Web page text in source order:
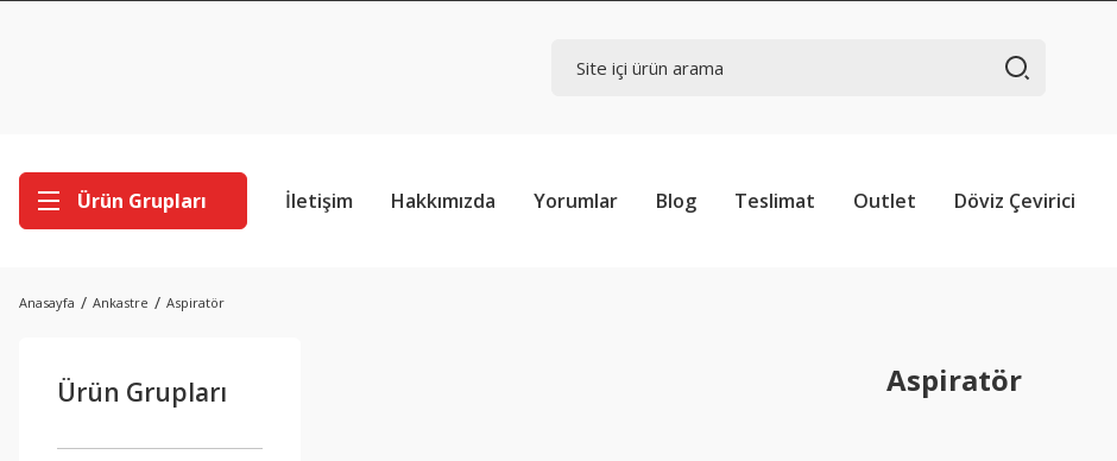
Ürün Grupları İletişim Hakkımızda Yorumlar Blog Teslimat Outlet Döviz Çevirici
Anasayfa Ankastre Aspiratör
Ürün Grupları Aspiratör